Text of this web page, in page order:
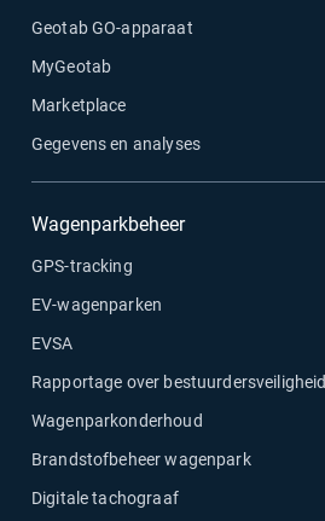
Geotab GO-apparaat
MyGeotab
Marketplace
Gegevens en analyses
Wagenparkbeheer
GPS-tracking
EV-wagenparken
EVSA
Rapportage over bestuurdersveiligheid
Wagenparkonderhoud
Brandstofbeheer wagenpark
Digitale tachograaf